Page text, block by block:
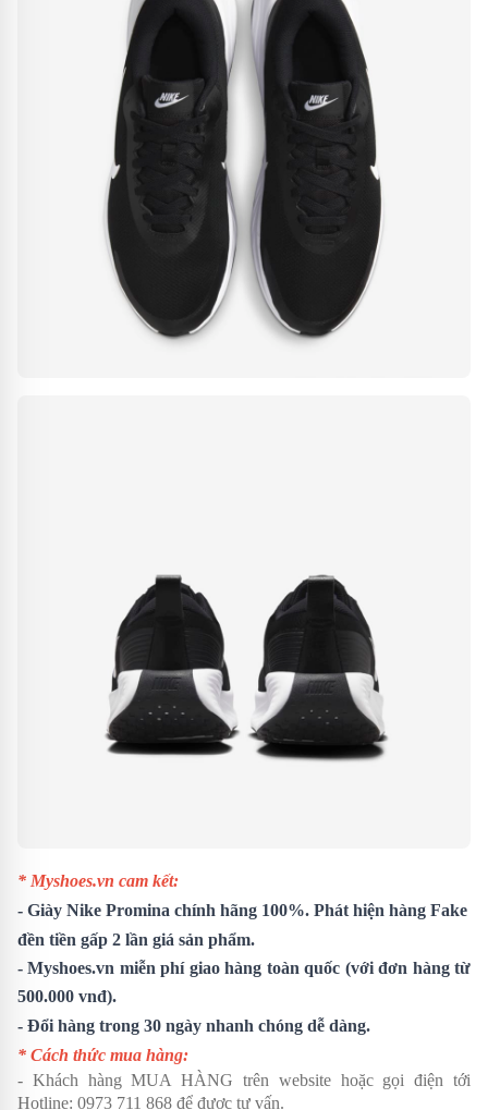
* Myshoes.vn cam kết:
- Giày Nike Promina chính hãng 100%. Phát hiện hàng Fake
đền tiền gấp 2 lần giá sản phẩm.
- Myshoes.vn miễn phí giao hàng toàn quốc (với đơn hàng từ
500.000 vnđ).
- Đổi hàng trong 30 ngày nhanh chóng dễ dàng.
* Cách thức mua hàng:
- Khách hàng MUA HÀNG trên website hoặc gọi điện tới
Hotline: 0973 711 868 để được tư vấn.